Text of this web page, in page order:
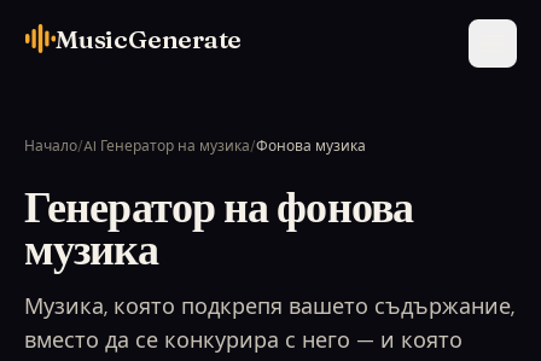
MusicGenerate
Начало/AI Генератор на музика/Фонова музика
Генератор на фонова
музика
Музика, която подкрепя вашето съдържание,
вместо да се конкурира с него — и която